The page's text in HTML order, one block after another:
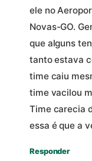
ele no
Novas-GO.
que alguns
tanto estava
time caiu
time vacilou
Time carecia
essa é que a
Responder